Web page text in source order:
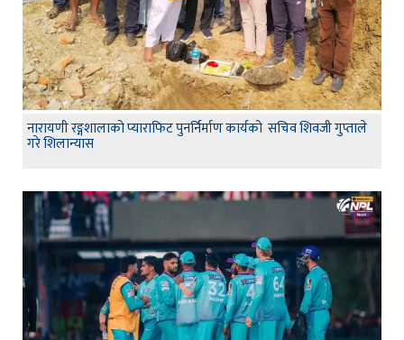
नारायणी रङ्गशालाको प्याराफिट पुनर्निर्माण कार्यको सचिव शिवजी गुप्ताले
गरे शिलान्यास